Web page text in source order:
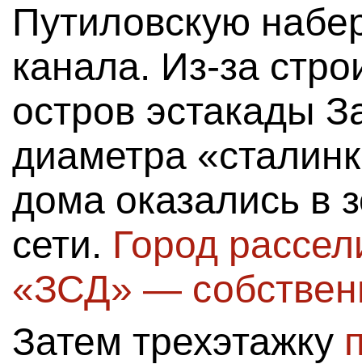
Путиловскую
канала. Из-за
остров эстакады
диаметра
дома оказались в
сети. Город
«ЗСД» —
Затем трехэтажку